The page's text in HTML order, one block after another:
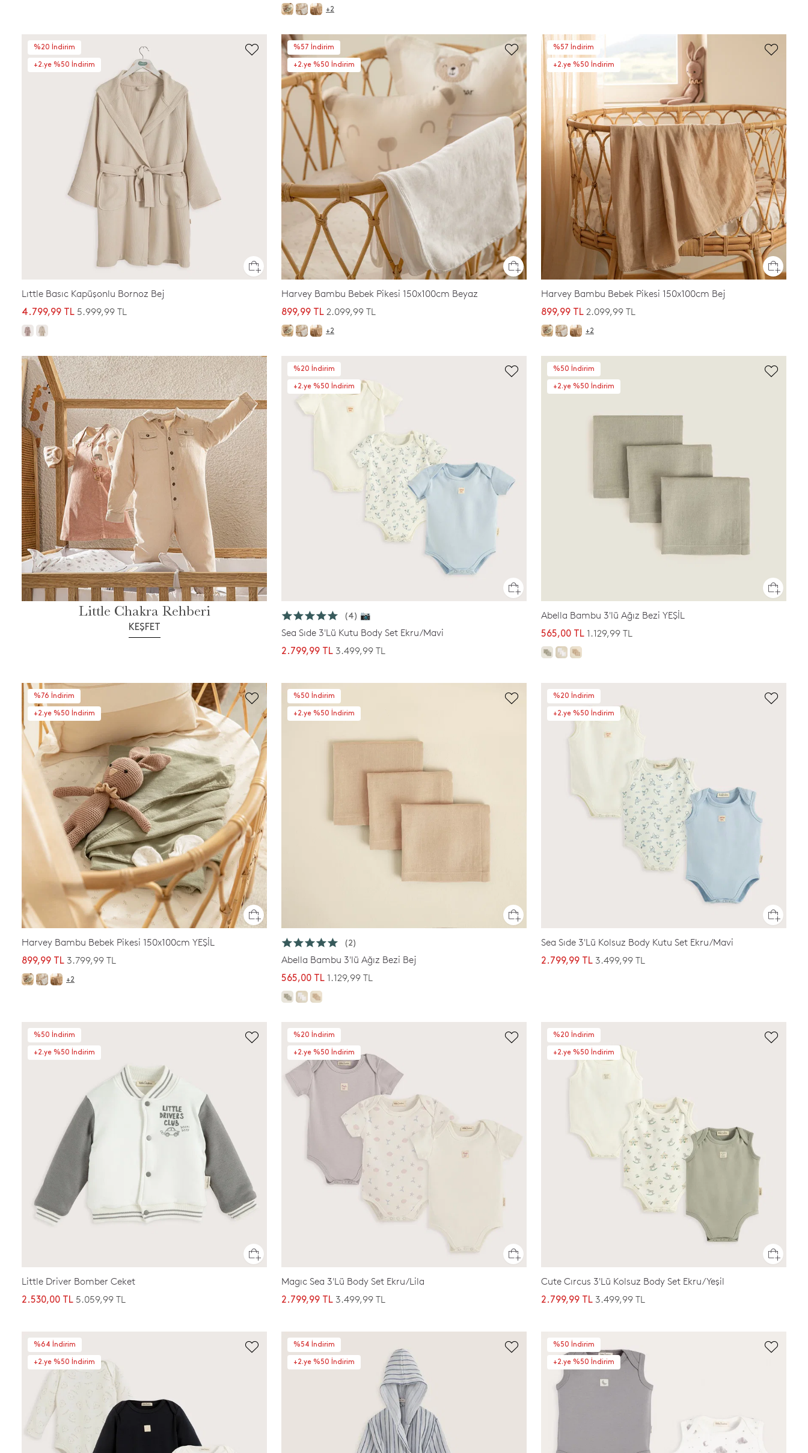
+2
%20 İndirim
+2.ye %50 İndirim
Lıttle Basıc Kapüşonlu Bornoz Bej
4.799,99 TL 5.999,99 TL
%57 İndirim
+2.ye %50 İndirim
Harvey Bambu Bebek Pikesi 150x100cm Beyaz
899,99 TL 2.099,99 TL
+2
%57 İndirim
+2.ye %50 İndirim
Harvey Bambu Bebek Pikesi 150x100cm Bej
899,99 TL 2.099,99 TL
+2
Little Chakra Rehberi
KEŞFET
%20 İndirim
+2.ye %50 İndirim
(4) 📷
Sea Sıde 3'Lü Kutu Body Set Ekru/Mavi
2.799,99 TL 3.499,99 TL
%50 İndirim
+2.ye %50 İndirim
Abella Bambu 3'lü Ağız Bezi YEŞİL
565,00 TL 1.129,99 TL
%76 İndirim
+2.ye %50 İndirim
Harvey Bambu Bebek Pikesi 150x100cm YEŞİL
899,99 TL 3.799,99 TL
+2
%50 İndirim
+2.ye %50 İndirim
(2)
Abella Bambu 3'lü Ağız Bezi Bej
565,00 TL 1.129,99 TL
%20 İndirim
+2.ye %50 İndirim
Sea Sıde 3'Lü Kolsuz Body Kutu Set Ekru/Mavi
2.799,99 TL 3.499,99 TL
%50 İndirim
+2.ye %50 İndirim
Little Driver Bomber Ceket
2.530,00 TL 5.059,99 TL
%20 İndirim
+2.ye %50 İndirim
Magıc Sea 3'Lü Body Set Ekru/Lila
2.799,99 TL 3.499,99 TL
%20 İndirim
+2.ye %50 İndirim
Cute Cırcus 3'Lü Kolsuz Body Set Ekru/Yeşil
2.799,99 TL 3.499,99 TL
%64 İndirim
+2.ye %50 İndirim
%54 İndirim
+2.ye %50 İndirim
%50 İndirim
+2.ye %50 İndirim